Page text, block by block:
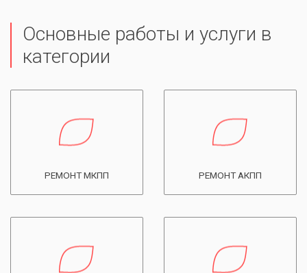
Основные работы и услуги в
категории
РЕМОНТ МКПП РЕМОНТ АКПП